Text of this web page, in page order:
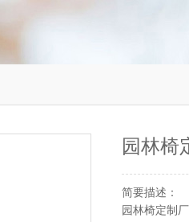
园林椅
简要描述：
园林椅定制